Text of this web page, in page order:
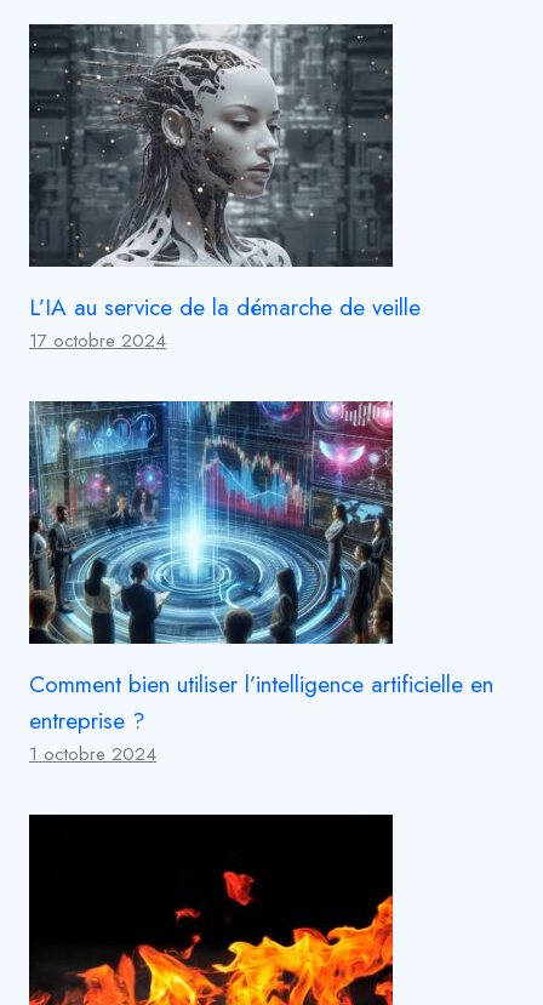
L’IA au service de la démarche de veille
17 octobre 2024
Comment bien utiliser l’intelligence artificielle en
entreprise ?
1 octobre 2024